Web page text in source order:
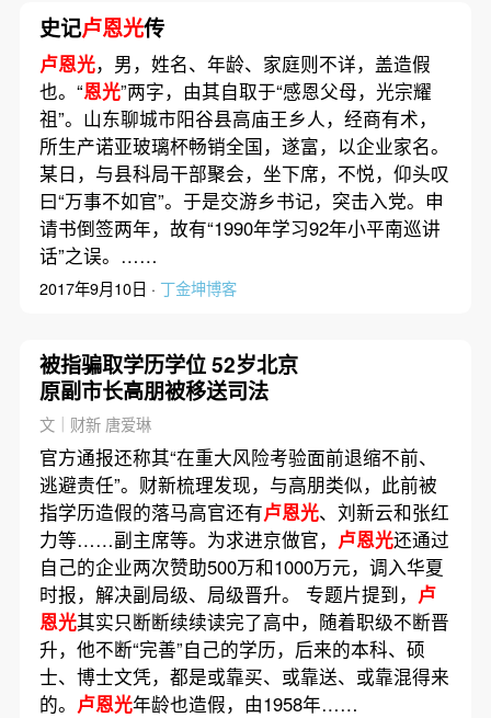
史记卢恩光传
卢恩光，男，姓名、年龄、家庭则不详，盖造假
也。“恩光”两字，由其自取于“感恩父母，光宗耀
祖”。山东聊城市阳谷县高庙王乡人，经商有术，
所生产诺亚玻璃杯畅销全国，遂富，以企业家名。
某日，与县科局干部聚会，坐下席，不悦，仰头叹
曰“万事不如官”。于是交游乡书记，突击入党。申
请书倒签两年，故有“1990年学习92年小平南巡讲
话”之误。……
2017年9月10日 · 丁金坤博客
被指骗取学历学位 52岁北京
原副市长高朋被移送司法
文｜财新 唐爱琳
官方通报还称其“在重大风险考验面前退缩不前、
逃避责任”。财新梳理发现，与高朋类似，此前被
指学历造假的落马高官还有卢恩光、刘新云和张红
力等……副主席等。为求进京做官， 卢恩光还通过
自己的企业两次赞助500万和1000万元，调入华夏
时报，解决副局级、局级晋升。 专题片提到， 卢
恩光其实只断断续续读完了高中，随着职级不断晋
升，他不断“完善”自己的学历，后来的本科、硕
士、博士文凭，都是或靠买、或靠送、或靠混得来
的。 卢恩光年龄也造假，由1958年……